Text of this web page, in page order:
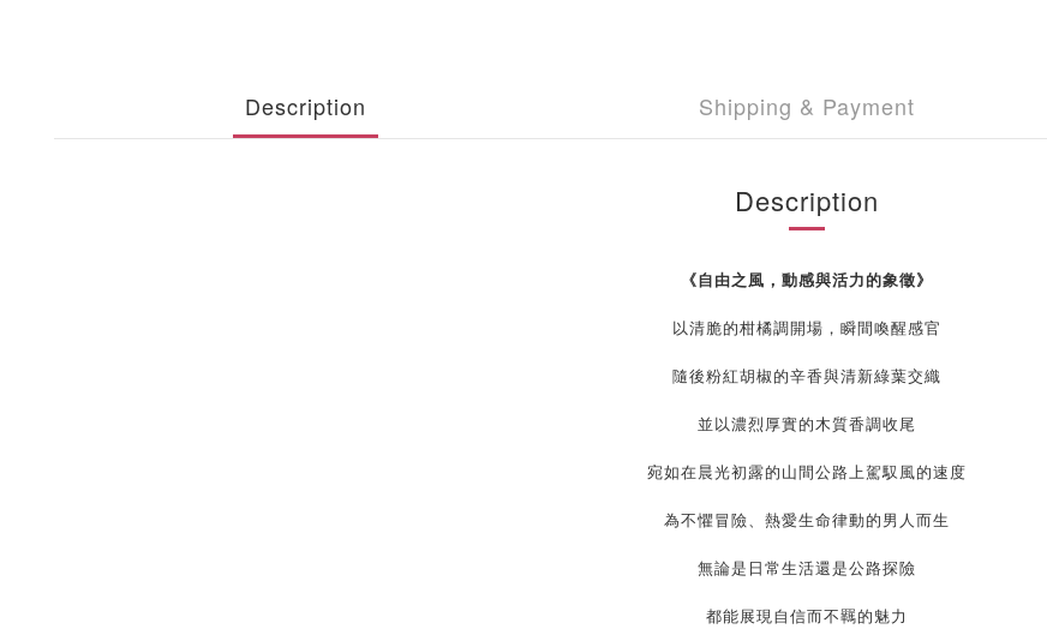
Description Shipping & Payment
Description
《自由之風，動感與活力的象徵》
以清脆的柑橘調開場，瞬間喚醒感官
隨後粉紅胡椒的辛香與清新綠葉交織
並以濃烈厚實的木質香調收尾
宛如在晨光初露的山間公路上駕馭風的速度
為不懼冒險、熱愛生命律動的男人而生
無論是日常生活還是公路探險
都能展現自信而不羈的魅力